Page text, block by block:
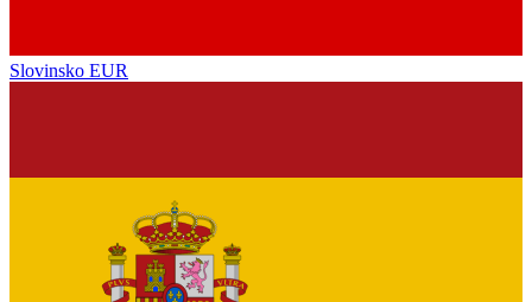
Slovinsko EUR